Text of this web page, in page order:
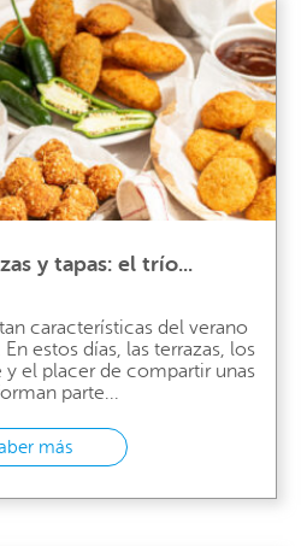
y tapas: el trío...
características del verano
estos días, las terrazas, los
el placer de compartir unas
parte...
más